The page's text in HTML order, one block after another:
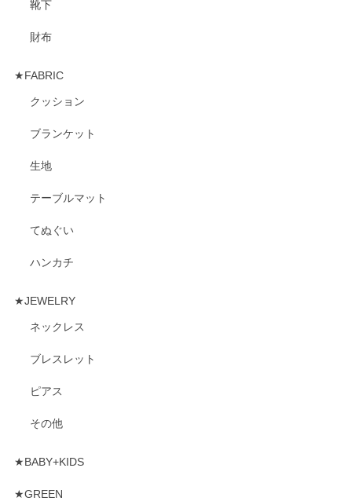
靴下
財布
★FABRIC
クッション
ブランケット
生地
テーブルマット
てぬぐい
ハンカチ
★JEWELRY
ネックレス
ブレスレット
ピアス
その他
★BABY+KIDS
★GREEN